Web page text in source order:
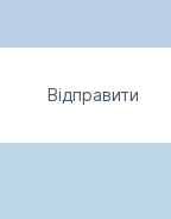
Відправити